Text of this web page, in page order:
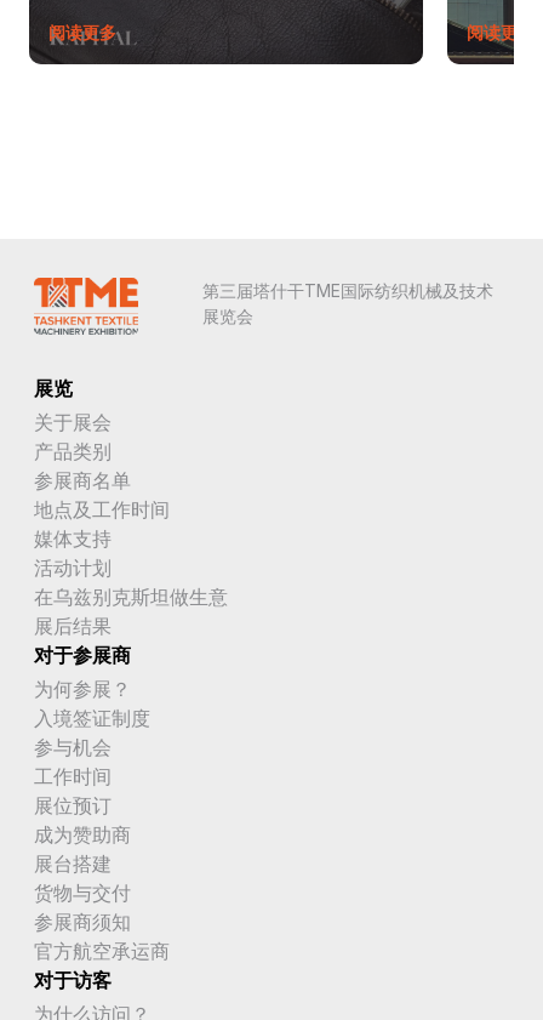
阅读更多 阅读更多
第三届塔什干TME国际纺织机械及技术
展览会
展览
关于展会
产品类别
参展商名单
地点及工作时间
媒体支持
活动计划
在乌兹别克斯坦做生意
展后结果
对于参展商
为何参展？
入境签证制度
参与机会
工作时间
展位预订
成为赞助商
展台搭建
货物与交付
参展商须知
官方航空承运商
对于访客
为什么访问？